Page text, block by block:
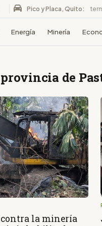
Pico y Placa, Quito:
Energía Minería
de
la minería